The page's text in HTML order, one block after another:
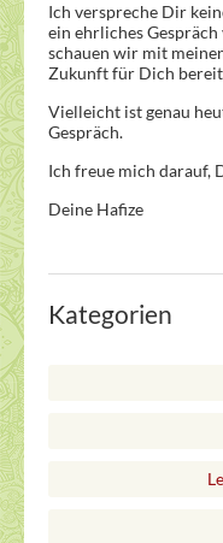
Ich verspreche Dir
ein ehrliches Gespräch
schauen wir mit
Zukunft für Dich
Vielleicht ist genau
Gespräch.
Ich freue mich darauf,
Deine Hafize
Kategorien